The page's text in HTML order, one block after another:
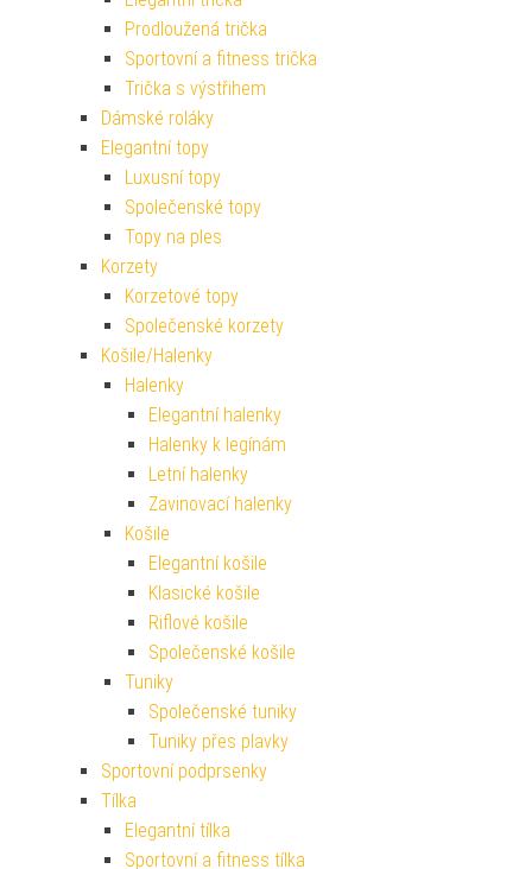
Prodloužená trička
Sportovní a fitness trička
Trička s výstřihem
Dámské roláky
Elegantní topy
Luxusní topy
Společenské topy
Topy na ples
Korzety
Korzetové topy
Společenské korzety
Košile/Halenky
Halenky
Elegantní halenky
Halenky k legínám
Letní halenky
Zavinovací halenky
Košile
Elegantní košile
Klasické košile
Riflové košile
Společenské košile
Tuniky
Společenské tuniky
Tuniky přes plavky
Sportovní podprsenky
Tílka
Elegantní tílka
Sportovní a fitness tílka